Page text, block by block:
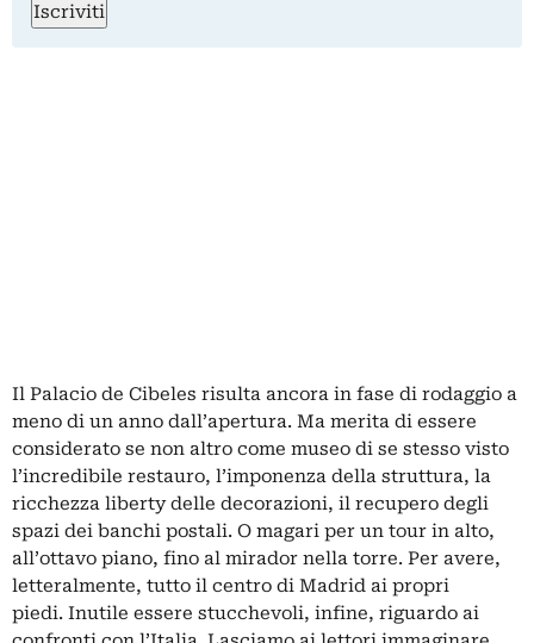
Iscriviti
Il Palacio de Cibeles risulta ancora in fase di rodaggio a
meno di un anno dall’apertura. Ma merita di essere
considerato se non altro come museo di se stesso visto
l’incredibile restauro, l’imponenza della struttura, la
ricchezza liberty delle decorazioni, il recupero degli
spazi dei banchi postali. O magari per un tour in alto,
all’ottavo piano, fino al mirador nella torre. Per avere,
letteralmente, tutto il centro di Madrid ai propri
piedi. Inutile essere stucchevoli, infine, riguardo ai